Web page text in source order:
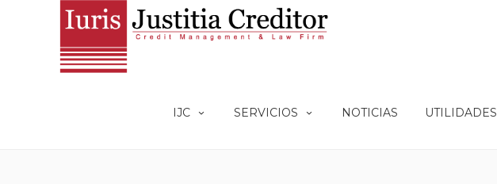
IJC SERVICIOS NOTICIAS UTILIDADES